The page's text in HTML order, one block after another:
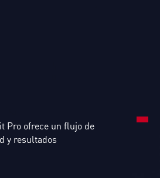
Pro ofrece un flujo de
y resultadosStudio te
y masterizar tus